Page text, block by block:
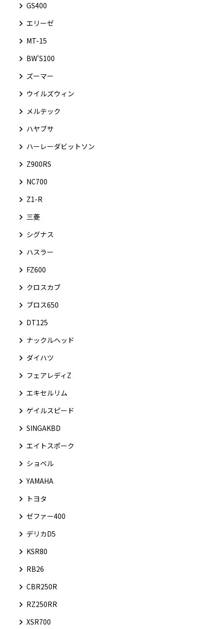
GS400
エリーゼ
MT-15
BW'S100
ズーマー
ウイルズウィン
メルテック
ハヤブサ
ハーレーダビットソン
Z900RS
NC700
Z1-R
三菱
シグナス
ハスラー
FZ600
クロスカブ
ブロス650
DT125
ナックルヘッド
ダイハツ
フェアレディZ
エキセルリム
ゲイルスピード
SINGAKBD
エイトスポーク
ショベル
YAMAHA
トヨタ
ゼファー400
デリカD5
KSR80
RB26
CBR250R
RZ250RR
XSR700